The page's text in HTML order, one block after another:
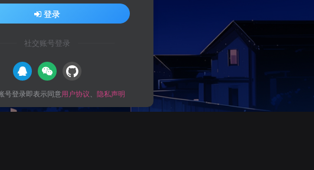
登录
社交账号登录
号登录即表示同意用户协议 隐私声明